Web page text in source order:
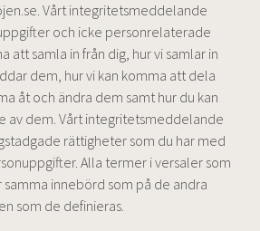
Vårt integritetsmeddelande
och icke personrelaterade
att samla in från dig, hur vi samlar in
dem, hur vi kan komma att dela
åt och ändra dem samt hur du kan
av dem. Vårt integritetsmeddelande
rättigheter som du har med
Alla termer i versaler som
samma innebörd som på de andra
som de definieras.